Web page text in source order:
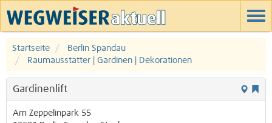
Startseite
Berlin Spandau
Raumausstatter | Gardinen | Dekorationen
Gardinenlift
Am Zeppelinpark 55